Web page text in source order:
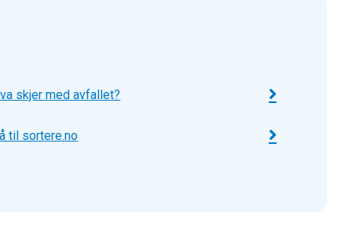
skjer med avfallet?
til sortere.no